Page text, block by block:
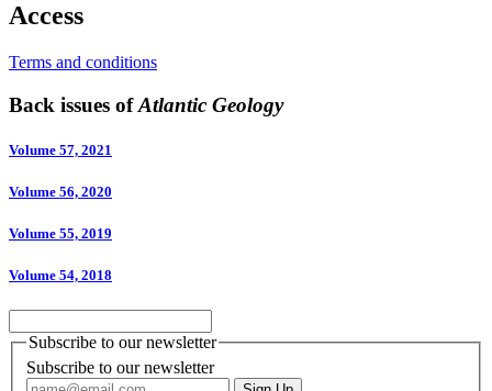
Access
Terms and conditions
Back issues ofAtlantic Geology
Volume 57, 2021
Volume 56, 2020
Volume 55, 2019
Volume 54, 2018
Subscribe to our newsletter
Subscribe to our newsletter